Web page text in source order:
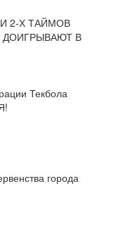
2-Х ТАЙМОВ
ДОИГРЫВАЮТ В
Текбола
города